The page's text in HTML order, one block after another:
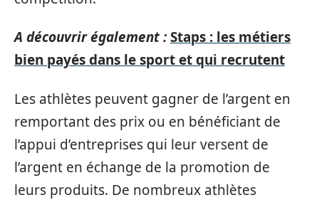
A découvrir également :Staps : les métiers
bien payés dans le sport et qui recrutent
Les athlètes peuvent gagner de l’argent en
remportant des prix ou en bénéficiant de
l’appui d’entreprises qui leur versent de
l’argent en échange de la promotion de
leurs produits. De nombreux athlètes